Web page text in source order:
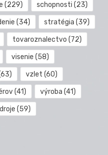
(229) schopnosti (23)
(34) stratégia (39)
tovaroznalectvo (72)
visenie (58)
vzlet (60)
(41) výroba (41)
(59)